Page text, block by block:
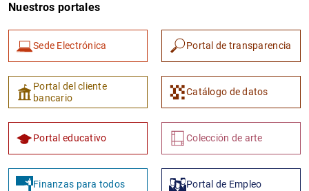
Nuestros portales
Sede Electrónica Portal de transparencia
Portal del cliente
bancario
Catálogo de datos
Portal educativo Colección de arte
Finanzas para todos Portal de Empleo